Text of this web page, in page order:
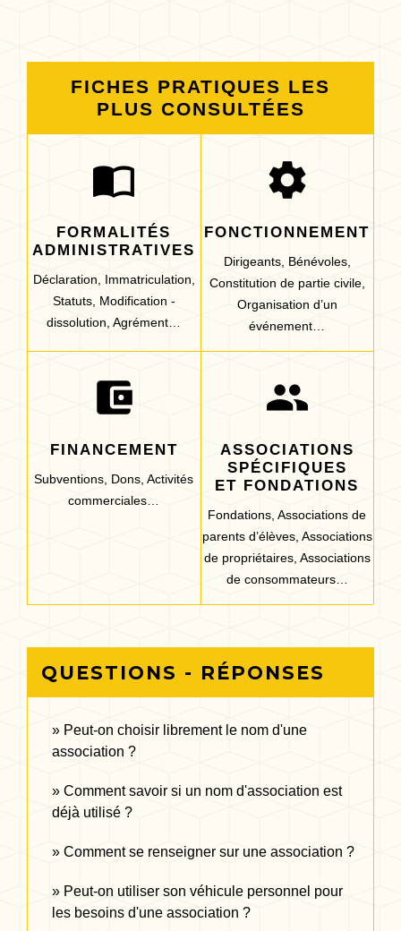
FICHES PRATIQUES LES
PLUS CONSULTÉES
import_contacts
FORMALITÉS
ADMINISTRATIVES
Déclaration, Immatriculation,
Statuts, Modification -
dissolution,Agrément…
settings
FONCTIONNEMENT
Dirigeants, Bénévoles,
Constitution de partie civile,
Organisation d’un
événement…
account_balance_wallet
FINANCEMENT
Subventions, Dons,Activités
commerciales…
group
ASSOCIATIONS
SPÉCIFIQUES
ET FONDATIONS
Fondations,Associations de
parents d’élèves, Associations
de propriétaires, Associations
de consommateurs…
QUESTIONS - RÉPONSES
Peut-on choisir librement le nom d'une
association ?
Comment savoir si un nom d'association est
déjà utilisé ?
Comment se renseigner sur une association ?
Peut-on utiliser son véhicule personnel pour
les besoins d'une association ?